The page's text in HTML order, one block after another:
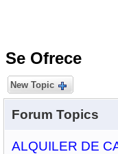
Se Ofrece
New Topic
Forum Topics
ALQUILER DE